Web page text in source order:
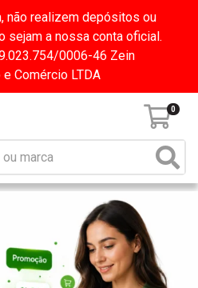
não realizem depósitos ou
sejam a nossa conta oficial.
0006-46 Zein
Comércio LTDA
0